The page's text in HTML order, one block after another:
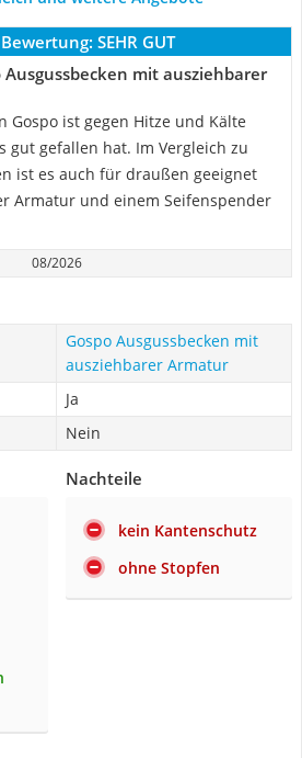
SEHR GUT
Ausgussbecken mit ausziehbarer
Gospo ist gegen Hitze und Kälte
gut gefallen hat. Im Vergleich zu
ist es auch für draußen geeignet
Armatur und einem Seifenspender
08/2026
Gospo Ausgussbecken mit
ausziehbarer Armatur
Ja
Nein
Nachteile
kein Kantenschutz
ohne Stopfen